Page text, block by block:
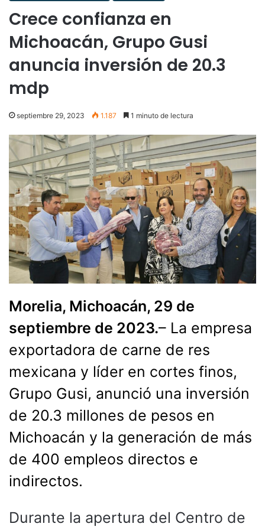
Crece confianza en
Michoacán, Grupo Gusi
anuncia inversión de 20.3
mdp
septiembre 29, 2023 1.187 1 minuto de lectura
Morelia, Michoacán, 29 de
septiembre de 2023.– La empresa
exportadora de carne de res
mexicana y líder en cortes finos,
Grupo Gusi, anunció una inversión
de 20.3 millones de pesos en
Michoacán y la generación de más
de 400 empleos directos e
indirectos.
Durante la apertura del Centro de